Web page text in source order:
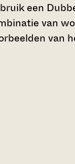
een
van
van